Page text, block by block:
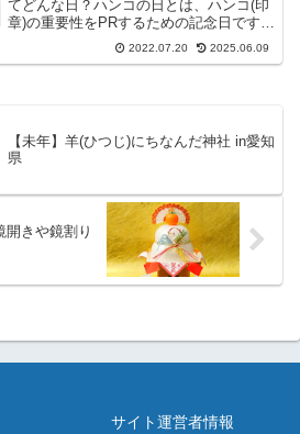
てどんな日？ハンコの日とは、ハンコ(印
章)の重要性をPRするための記念日です。
この日は、全国の印章業者に呼びかけて
「ハンコの日」をPR展開するそうです。
2022.07.20 2025.06.09
【未年】羊(ひつじ)にちなんだ神社 in愛知
県
きや鏡割り
サイト運営者情報